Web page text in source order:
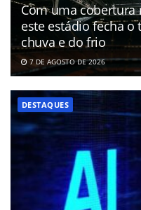
Com uma cobertura
este estádio fecha
chuva e do frio
7 DE AGOSTO DE 2026
DESTAQUES